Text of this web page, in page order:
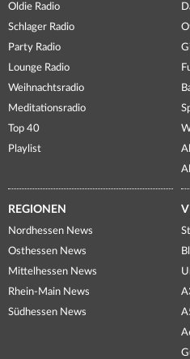
Oldie Radio
Schlager Radio
Party Radio
Lounge Radio
Weihnachtsradio
Meditationsradio
Top 40
Playlist
REGIONEN
Nordhessen News
Osthessen News
Mittelhessen News
Rhein-Main News
Südhessen News